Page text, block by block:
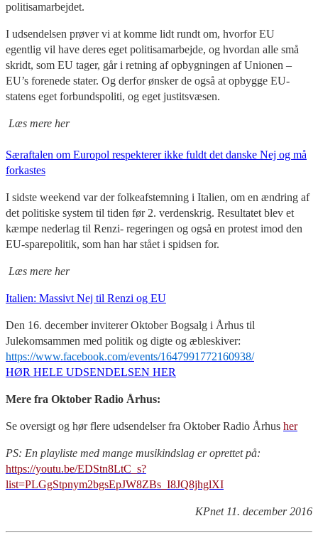
politisamarbejdet.
I udsendelsen prøver vi at komme lidt rundt om, hvorfor EU
egentlig vil have deres eget politisamarbejde, og hvordan alle små
skridt, som EU tager, går i retning af opbygningen af Unionen –
EU’s forenede stater. Og derfor ønsker de også at opbygge EU-
statens eget forbundspoliti, og eget justitsvæsen.
Læs mere her
Særaftalen om Europol respekterer ikke fuldt det danske Nej og må
forkastes
I sidste weekend var der folkeafstemning i Italien, om en ændring af
det politiske system til tiden før 2. verdenskrig. Resultatet blev et
kæmpe nederlag til Renzi- regeringen og også en protest imod den
EU-sparepolitik, som han har stået i spidsen for.
Læs mere her
Italien: Massivt Nej til Renzi og EU
Den 16. december inviterer Oktober Bogsalg i Århus til
Julekomsammen med politik og digte og æbleskiver:
https://www.facebook.com/events/1647991772160938/
HØR HELE UDSENDELSEN HER
Mere fra Oktober Radio Århus:
Se oversigt og hør flere udsendelser fra Oktober Radio Århus her
PS: En playliste med mange musikindslag er oprettet på:
https://youtu.be/EDStn8LtC_s?
list=PLGgStpnym2bgsEpJW8ZBs_I8JQ8jhglXI
KPnet 11. december 2016